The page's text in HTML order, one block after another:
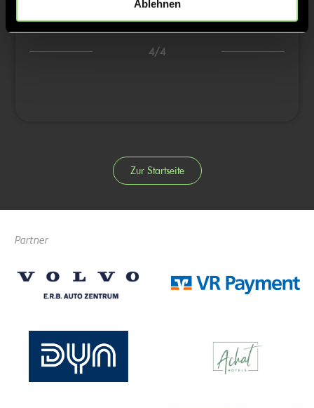
Ablehnen
3/4
4/4
Zur Startseite
Partner